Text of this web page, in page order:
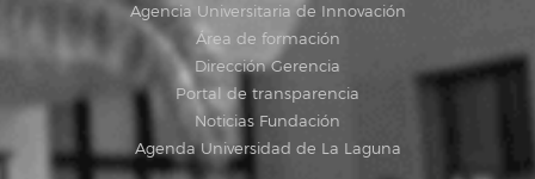
Agencia Universitaria de Innovación
Área de formación
Dirección Gerencia
Portal de transparencia
Noticias Fundación
Agenda Universidad de La Laguna